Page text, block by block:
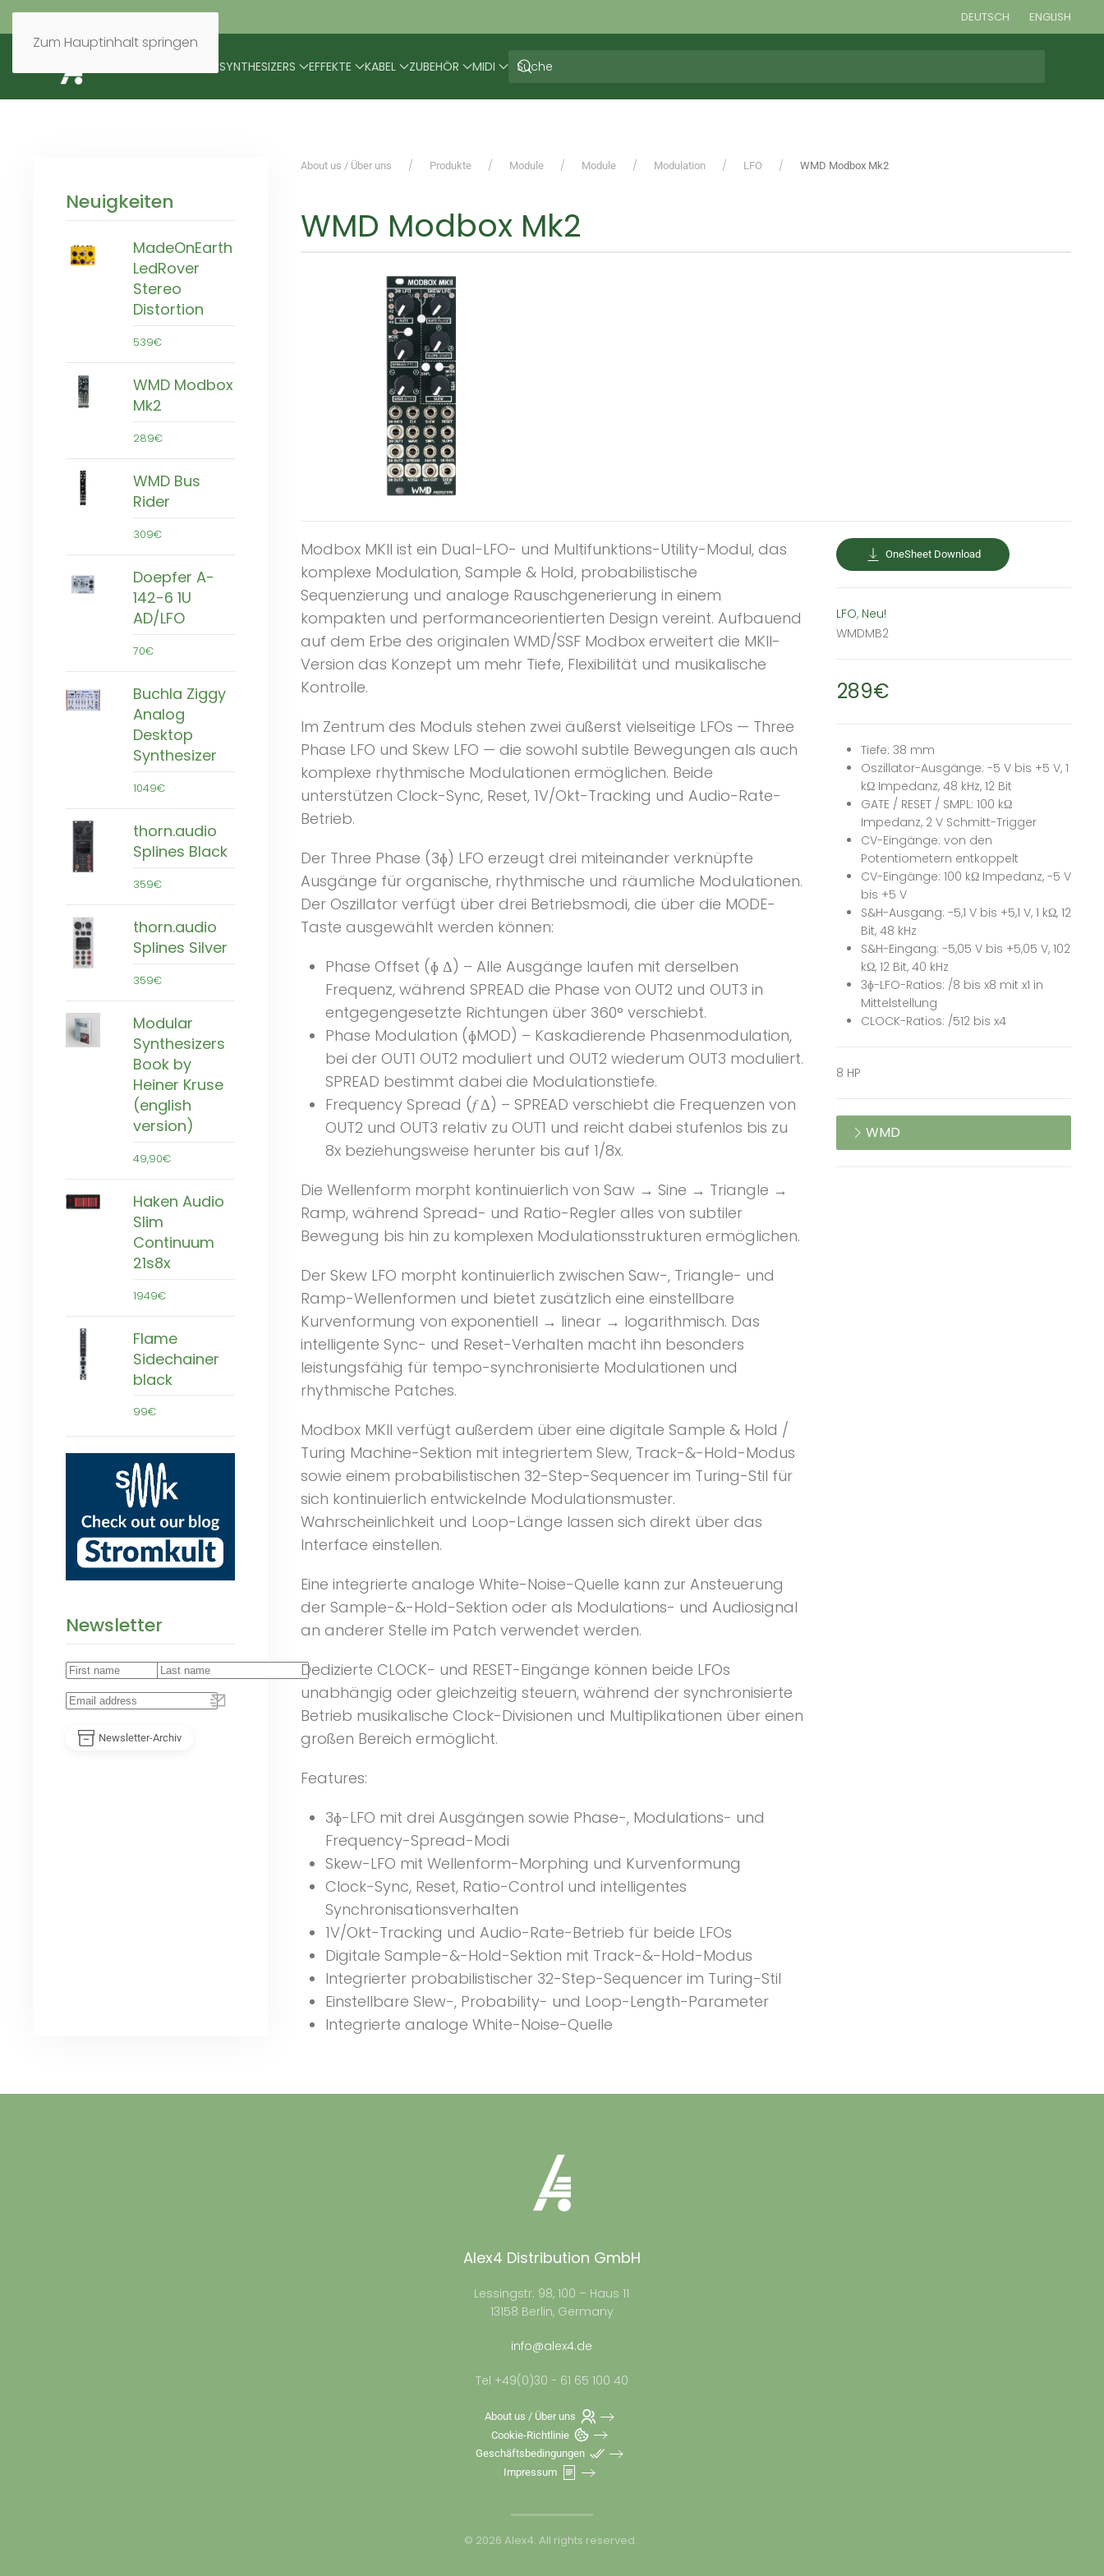
Zum Hauptinhalt springen
DEUTSCH ENGLISH
SYNTHESIZERS EFFEKTE KABEL ZUBEHÖR MIDI
Neuigkeiten
MadeOnEarth
LedRover
Stereo
Distortion
539€
WMD Modbox
Mk2
289€
WMD Bus
Rider
309€
Doepfer A-
142-6 1U
AD/LFO
70€
Buchla Ziggy
Analog
Desktop
Synthesizer
1049€
thorn.audio
Splines Black
359€
thorn.audio
Splines Silver
359€
Modular
Synthesizers
Book by
Heiner Kruse
(english
version)
49,90€
Haken Audio
Slim
Continuum
21s8x
1949€
Flame
Sidechainer
black
99€
Newsletter
Newsletter-Archiv
About us / Über uns Produkte Module Module Modulation LFO WMD Modbox Mk2
WMD Modbox Mk2
Modbox MKII ist ein Dual-LFO- und Multifunktions-Utility-Modul, das
komplexe Modulation, Sample & Hold, probabilistische
Sequenzierung und analoge Rauschgenerierung in einem
kompakten und performanceorientierten Design vereint. Aufbauend
auf dem Erbe des originalen WMD/SSF Modbox erweitert die MKII-
Version das Konzept um mehr Tiefe, Flexibilität und musikalische
Kontrolle.
Im Zentrum des Moduls stehen zwei äußerst vielseitige LFOs — Three
Phase LFO und Skew LFO — die sowohl subtile Bewegungen als auch
komplexe rhythmische Modulationen ermöglichen. Beide
unterstützen Clock-Sync, Reset, 1V/Okt-Tracking und Audio-Rate-
Betrieb.
Der Three Phase (3ɸ) LFO erzeugt drei miteinander verknüpfte
Ausgänge für organische, rhythmische und räumliche Modulationen.
Der Oszillator verfügt über drei Betriebsmodi, die über die MODE-
Taste ausgewählt werden können:
Phase Offset (ɸ Δ) – Alle Ausgänge laufen mit derselben
Frequenz, während SPREAD die Phase von OUT2 und OUT3 in
entgegengesetzte Richtungen über 360° verschiebt.
Phase Modulation (ɸMOD) – Kaskadierende Phasenmodulation,
bei der OUT1 OUT2 moduliert und OUT2 wiederum OUT3 moduliert.
SPREAD bestimmt dabei die Modulationstiefe.
Frequency Spread (𝑓 Δ) – SPREAD verschiebt die Frequenzen von
OUT2 und OUT3 relativ zu OUT1 und reicht dabei stufenlos bis zu
8x beziehungsweise herunter bis auf 1/8x.
Die Wellenform morpht kontinuierlich von Saw → Sine → Triangle →
Ramp, während Spread- und Ratio-Regler alles von subtiler
Bewegung bis hin zu komplexen Modulationsstrukturen ermöglichen.
Der Skew LFO morpht kontinuierlich zwischen Saw-, Triangle- und
Ramp-Wellenformen und bietet zusätzlich eine einstellbare
Kurvenformung von exponentiell → linear → logarithmisch. Das
intelligente Sync- und Reset-Verhalten macht ihn besonders
leistungsfähig für tempo-synchronisierte Modulationen und
rhythmische Patches.
Modbox MKII verfügt außerdem über eine digitale Sample & Hold /
Turing Machine-Sektion mit integriertem Slew, Track-&-Hold-Modus
sowie einem probabilistischen 32-Step-Sequencer im Turing-Stil für
sich kontinuierlich entwickelnde Modulationsmuster.
Wahrscheinlichkeit und Loop-Länge lassen sich direkt über das
Interface einstellen.
Eine integrierte analoge White-Noise-Quelle kann zur Ansteuerung
der Sample-&-Hold-Sektion oder als Modulations- und Audiosignal
an anderer Stelle im Patch verwendet werden.
Dedizierte CLOCK- und RESET-Eingänge können beide LFOs
unabhängig oder gleichzeitig steuern, während der synchronisierte
Betrieb musikalische Clock-Divisionen und Multiplikationen über einen
großen Bereich ermöglicht.
Features:
3ɸ-LFO mit drei Ausgängen sowie Phase-, Modulations- und
Frequency-Spread-Modi
Skew-LFO mit Wellenform-Morphing und Kurvenformung
Clock-Sync, Reset, Ratio-Control und intelligentes
Synchronisationsverhalten
1V/Okt-Tracking und Audio-Rate-Betrieb für beide LFOs
Digitale Sample-&-Hold-Sektion mit Track-&-Hold-Modus
Integrierter probabilistischer 32-Step-Sequencer im Turing-Stil
Einstellbare Slew-, Probability- und Loop-Length-Parameter
Integrierte analoge White-Noise-Quelle
OneSheet Download
LFO, Neu!
WMDMB2
289€
Tiefe: 38 mm
Oszillator-Ausgänge: -5 V bis +5 V, 1
kΩ Impedanz, 48 kHz, 12 Bit
GATE / RESET / SMPL: 100 kΩ
Impedanz, 2 V Schmitt-Trigger
CV-Eingänge: von den
Potentiometern entkoppelt
CV-Eingänge: 100 kΩ Impedanz, -5 V
bis +5 V
S&H-Ausgang: -5,1 V bis +5,1 V, 1 kΩ, 12
Bit, 48 kHz
S&H-Eingang: -5,05 V bis +5,05 V, 102
kΩ, 12 Bit, 40 kHz
3ɸ-LFO-Ratios: /8 bis x8 mit x1 in
Mittelstellung
CLOCK-Ratios: /512 bis x4
8 HP
WMD
Alex4 Distribution GmbH
Lessingstr. 98, 100 – Haus 11
13158 Berlin, Germany
info@alex4.de
Tel +49(0)30 - 61 65 100 40
About us / Über uns
Cookie-Richtlinie
Geschäftsbedingungen
Impressum
© 2026 Alex4. All rights reserved..